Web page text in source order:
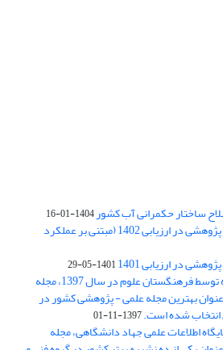
ساختار حکمرانی آب کشور1404-01-16
کسب رتبه الف مجلات علمی پژوهشی در ارزیابی 1402 (مبتنی بر عملکرد
در ارزیابی 1401 1401-05-29
بر اساس ارزیابی انجام شده توسط فرهنگستان علوم در سال 1397، مجله
عنوان بهترین مجله علمی - پژوهشی کشور در
انتخاب شده است.1397-11-01
اطلاعات علمی جهاد دانشگاهی، مجله